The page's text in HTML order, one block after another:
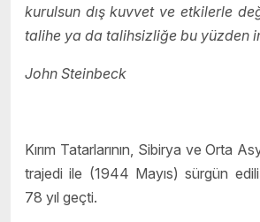
kurulsun dış kuvvet ve etkilerle
talihe ya da talihsizliğe bu yüzden
John Steinbeck
Kırım Tatarlarının, Sibirya ve Orta
trajedi ile (1944 Mayıs) sürgün
78 yıl geçti.